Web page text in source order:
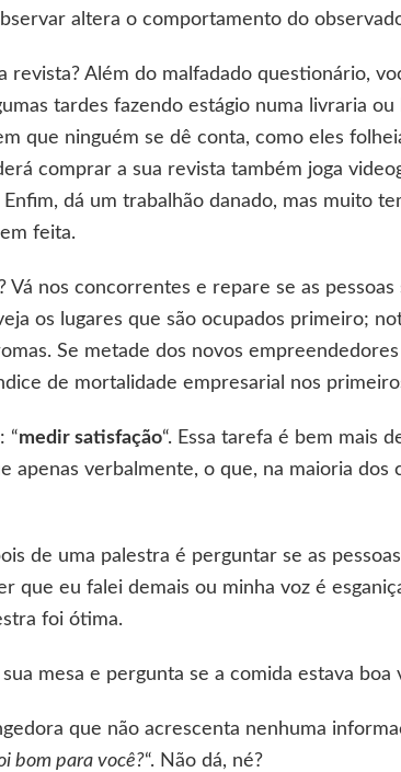
altera o comportamento do
revista? Além do malfadado questionário,
tardes fazendo estágio numa livraria
que ninguém se dê conta, como eles
comprar a sua revista também joga
dá um trabalhão danado, mas muito
feita.
nos concorrentes e repare se as
os lugares que são ocupados primeiro;
Se metade dos novos
de mortalidade empresarial nos
“medir satisfação“. Essa tarefa é bem mais
apenas verbalmente, o que, na maioria dos
de uma palestra é perguntar se as
que eu falei demais ou minha voz é
foi ótima.
mesa e pergunta se a comida estava boa
que não acrescenta nenhuma
bom para você?“. Não dá, né?